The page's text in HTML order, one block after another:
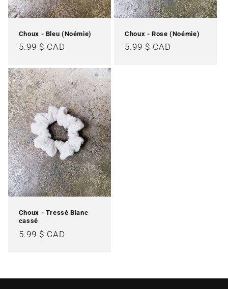
:
Choux - Bleu (Noémie)
Prix
5.99 $ CAD
Choux - Rose (Noémie)
Prix
5.99 $ CAD
Choux - Tressé Blanc
cassé
Prix
5.99 $ CAD